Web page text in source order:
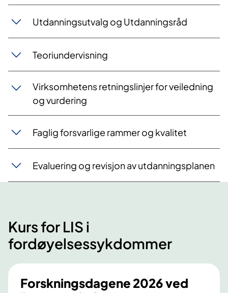
Utdanningsutvalg og Utdanningsråd
Teoriundervisning
​Virksomhetens retningslinjer for veiledning
og vurdering
Faglig forsvarlige rammer og kvalitet
Evaluering og revisjon av utdanningsplanen
Kurs for LIS i
fordøyelsessykdommer
Forskningsdagene 2026 ved